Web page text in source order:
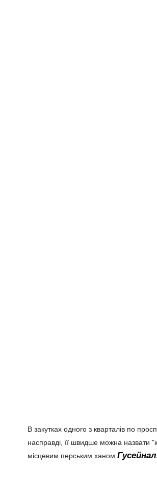
В закутках одного з кварталів по
насправді, її швидше можна назвати
місцевим перським ханом